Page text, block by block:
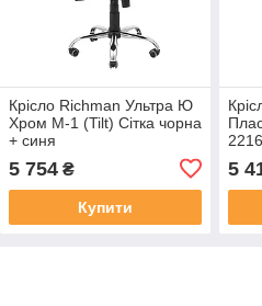
Крісло Richman Ультра Ю
Хром M-1 (Tilt) Сітка чорна
+ синя
5 754₴
Купити
5